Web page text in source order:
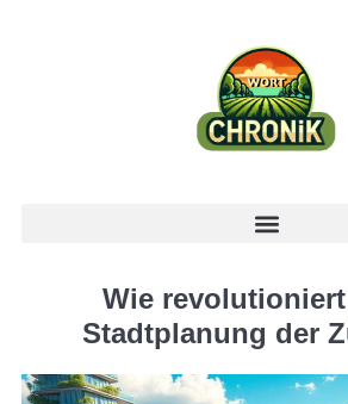
Wie
Stadtplanung der